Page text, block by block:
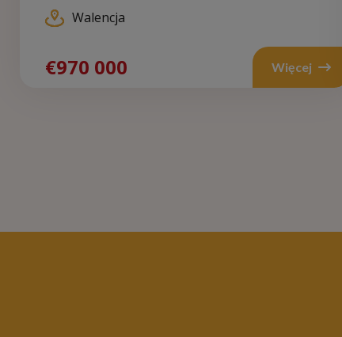
Walencja
€970 000 Więcej